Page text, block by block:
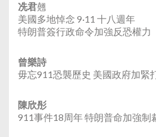
冼君翹
美國多地悼念 9·11 十八週年
特朗普簽行政命令加強反恐權力
曾樂詩
毋忘911恐襲歷史 美國政府加緊
陳欣彤
911事件18周年 特朗普命加強制